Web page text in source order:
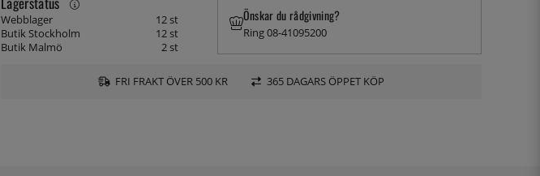
Webblager
12 st
Butik Stockholm
12 st
Butik Malmö
2 st
Önskar du rådgivning?
Ring 08-41095200
FRI FRAKT ÖVER 500 KR 365 DAGARS ÖPPET KÖP